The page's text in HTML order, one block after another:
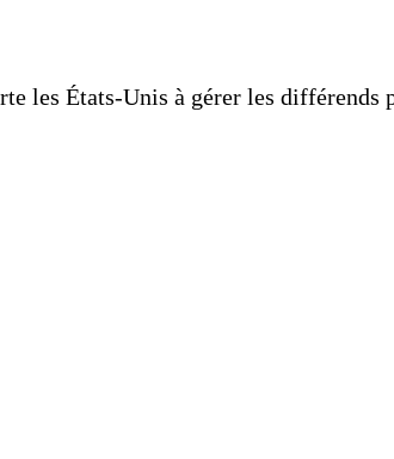
les États-Unis à gérer les différends